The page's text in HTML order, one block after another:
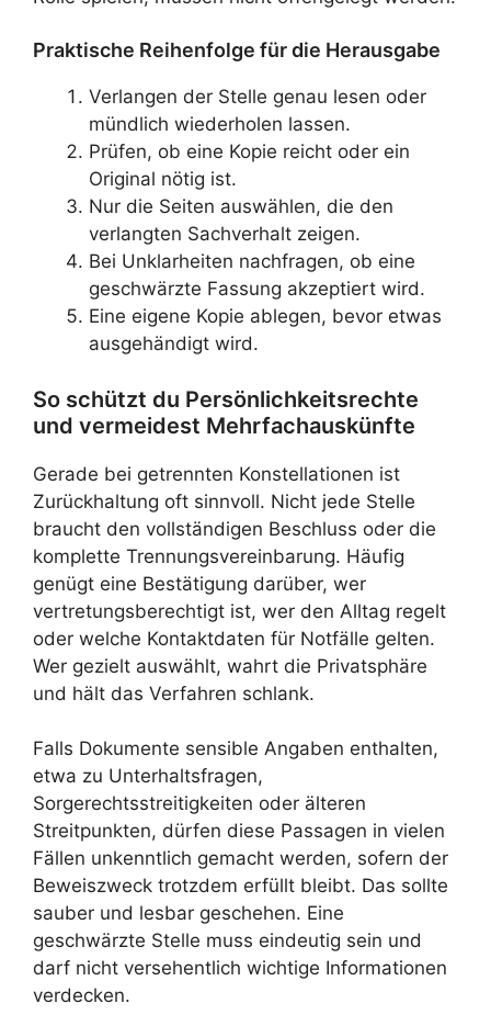
Praktische Reihenfolge für die Herausgabe
Verlangen der Stelle genau lesen oder
mündlich wiederholen lassen.
Prüfen, ob eine Kopie reicht oder ein
Original nötig ist.
Nur die Seiten auswählen, die den
verlangten Sachverhalt zeigen.
Bei Unklarheiten nachfragen, ob eine
geschwärzte Fassung akzeptiert wird.
Eine eigene Kopie ablegen, bevor etwas
ausgehändigt wird.
So schützt du Persönlichkeitsrechte
und vermeidest Mehrfachauskünfte
Gerade bei getrennten Konstellationen ist
Zurückhaltung oft sinnvoll. Nicht jede Stelle
braucht den vollständigen Beschluss oder die
komplette Trennungsvereinbarung. Häufig
genügt eine Bestätigung darüber, wer
vertretungsberechtigt ist, wer den Alltag regelt
oder welche Kontaktdaten für Notfälle gelten.
Wer gezielt auswählt, wahrt die Privatsphäre
und hält das Verfahren schlank.
Falls Dokumente sensible Angaben enthalten,
etwa zu Unterhaltsfragen,
Sorgerechtsstreitigkeiten oder älteren
Streitpunkten, dürfen diese Passagen in vielen
Fällen unkenntlich gemacht werden, sofern der
Beweiszweck trotzdem erfüllt bleibt. Das sollte
sauber und lesbar geschehen. Eine
geschwärzte Stelle muss eindeutig sein und
darf nicht versehentlich wichtige Informationen
verdecken.